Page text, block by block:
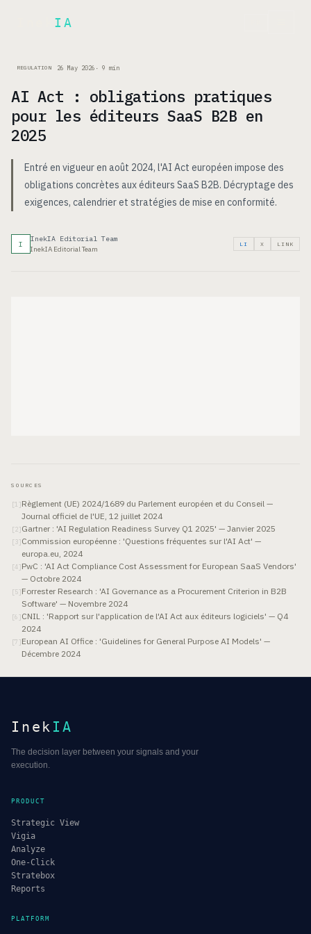
IA
REGULATION 26 May 2026 · 9 min
AI Act : obligations pratiques
pour les éditeurs SaaS B2B en
2025
Entré en vigueur en août 2024, l'AI Act européen impose des
obligations concrètes aux éditeurs SaaS B2B. Décryptage des
exigences, calendrier et stratégies de mise en conformité.
I
InekIA Editorial Team
InekIA Editorial Team
LI X LINK
SOURCES
[1 ]Règlement (UE) 2024/1689 du Parlement européen et du Conseil —
Journal officiel de l'UE, 12 juillet 2024
[2]Gartner : 'AI Regulation Readiness Survey Q1 2025' — Janvier 2025
[ 3]Commission européenne : 'Questions fréquentes sur l'AI Act' —
europa.eu, 2024
[4 ]PwC : 'AI Act Compliance Cost Assessment for European SaaS Vendors'
— Octobre 2024
[5]Forrester Research : 'AI Governance as a Procurement Criterion in B2B
Software' — Novembre 2024
[6 ]CNIL : 'Rapport sur l'application de l'AI Act aux éditeurs logiciels' — Q4
2024
[7 ]European AI Office : 'Guidelines for General Purpose AI Models' —
Décembre 2024
Inek IA
The decision layer between your signals and your
execution.
PRODUCT
Strategic View
Vigia
Analyze
One-Click
Stratebox
Reports
PLATFORM